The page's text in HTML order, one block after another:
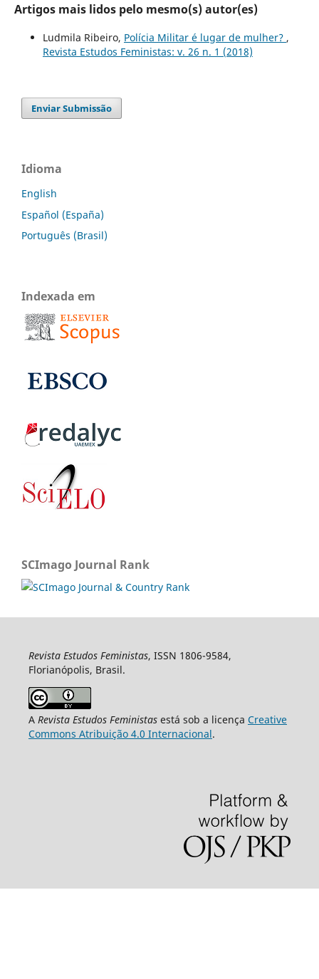
Artigos mais lidos pelo mesmo(s) autor(es)
Ludmila Ribeiro, Polícia Militar é lugar de mulher? ,
Revista Estudos Feministas: v. 26 n. 1 (2018)
Enviar Submissão
Idioma
English
Español (España)
Português (Brasil)
Indexada em
SCImago Journal Rank
Revista Estudos Feministas, ISSN 1806-9584,
Florianópolis, Brasil.
A Revista Estudos Feministasestá sob a licença Creative
Commons Atribuição 4.0 Internacional.